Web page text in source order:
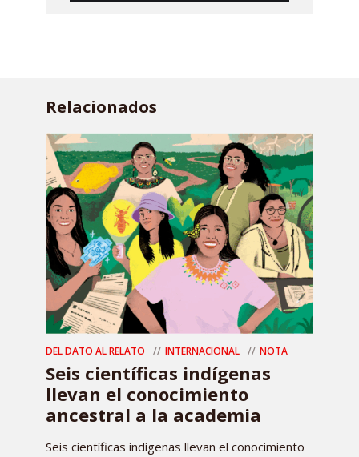
Relacionados
DEL DATO AL RELATO INTERNACIONAL NOTA
Seis científicas indígenas
llevan el conocimiento
ancestral a la academia
Seis científicas indígenas llevan el conocimiento